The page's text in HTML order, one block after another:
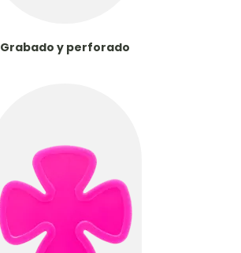
Grabado y perforado